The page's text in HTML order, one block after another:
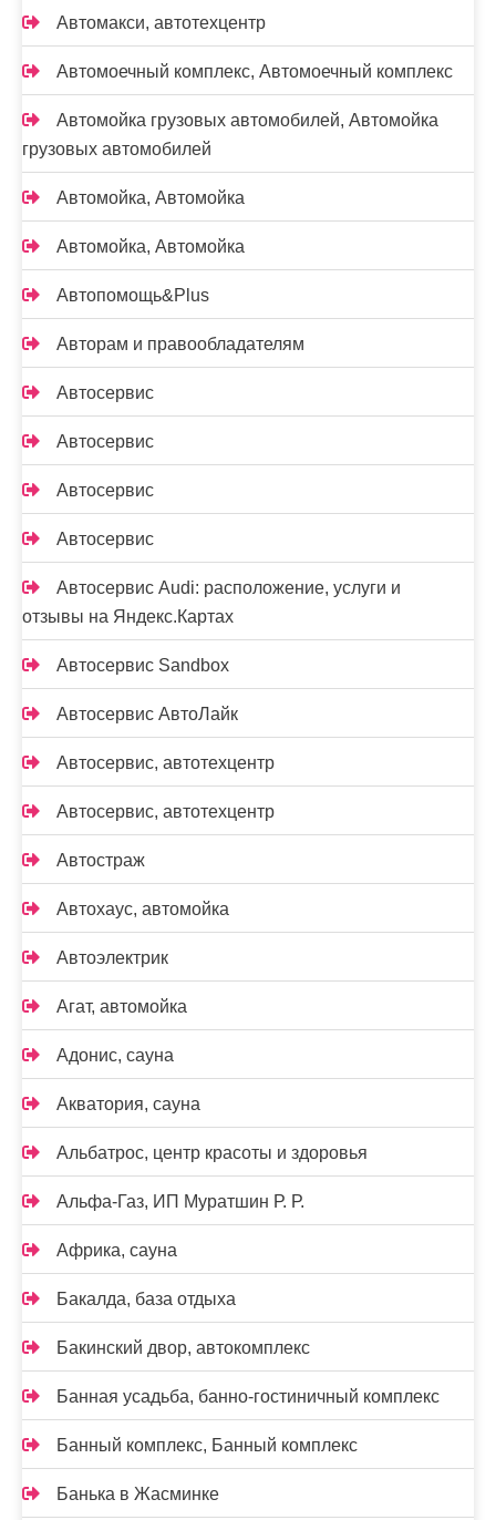
Автомакси, автотехцентр
Автомоечный комплекс, Автомоечный комплекс
Автомойка грузовых автомобилей, Автомойка
грузовых автомобилей
Автомойка, Автомойка
Автомойка, Автомойка
Автопомощь&Plus
Авторам и правообладателям
Автосервис
Автосервис
Автосервис
Автосервис
Автосервис Audi: расположение, услуги и
отзывы на Яндекс.Картах
Автосервис Sandbox
Автосервис АвтоЛайк
Автосервис, автотехцентр
Автосервис, автотехцентр
Автостраж
Автохаус, автомойка
Автоэлектрик
Агат, автомойка
Адонис, сауна
Акватория, сауна
Альбатрос, центр красоты и здоровья
Альфа-Газ, ИП Муратшин Р. Р.
Африка, сауна
Бакалда, база отдыха
Бакинский двор, автокомплекс
Банная усадьба, банно-гостиничный комплекс
Банный комплекс, Банный комплекс
Банька в Жасминке